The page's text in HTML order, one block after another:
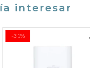
interesar
-31%